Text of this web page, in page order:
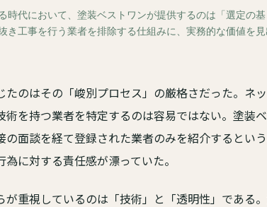
時代において、塗装ベストワンが提供するのは「選定の基
き工事を行う業者を排除する仕組みに、実務的な価値を見
のはその「峻別プロセス」の厳格さだった。ネ
術を持つ業者を特定するのは容易ではない。塗装
の面談を経て登録された業者のみを紹介するとい
に対する責任感が漂っていた。
重視しているのは「技術」と「透明性」である